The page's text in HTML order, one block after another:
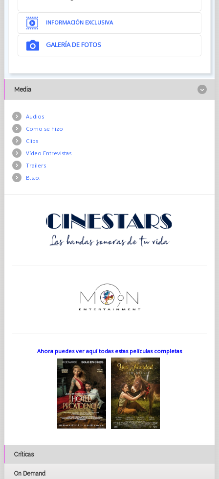
INFORMACIÓN EXCLUSIVA
GALERÍA DE FOTOS
Media
Audios
Como se hizo
Clips
Vídeo Entrevistas
Trailers
B.s.o.
Ahora puedes ver aquí todas estas películas completas
Críticas
On Demand